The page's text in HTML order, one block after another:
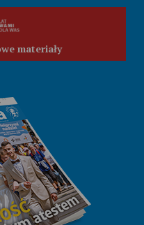
materiały